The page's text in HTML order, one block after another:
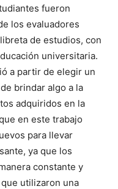
fueron
los evaluadores
de estudios, con
universitaria.
a partir de elegir un
brindar algo a la
adquiridos en la
en este trabajo
para llevar
ya que los
constante y
utilizaron una